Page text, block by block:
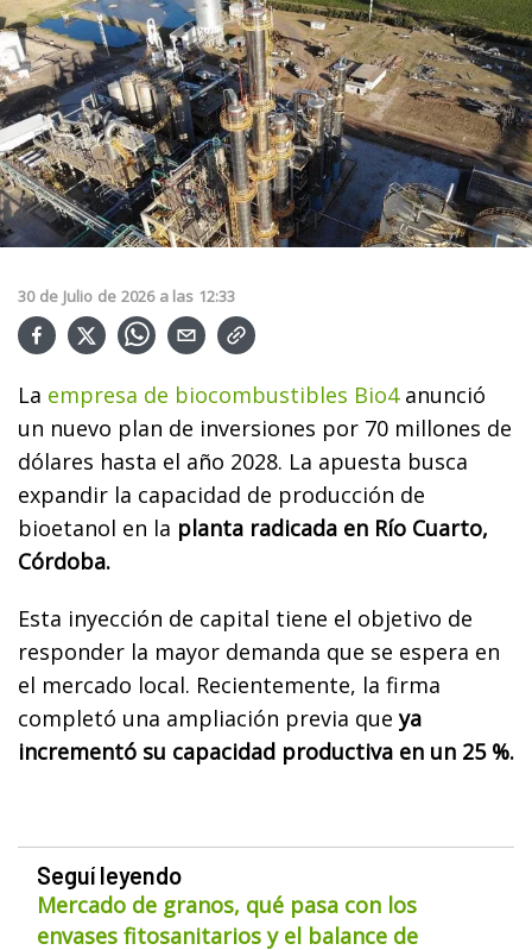
30 de Julio de 2026 a las 12:33
La empresa de biocombustibles Bio4anunció
un nuevo plan de inversiones por 70 millones de
dólares hasta el año 2028. La apuesta busca
expandir la capacidad de producción de
bioetanol en la planta radicada en Río Cuarto,
Córdoba.
Esta inyección de capital tiene el objetivo de
responder la mayor demanda que se espera en
el mercado local. Recientemente, la firma
completó una ampliación previa queya
incrementó su capacidad productiva en un 25 %.
Seguí leyendo
Mercado de granos, qué pasa con los
envases fitosanitarios y el balance de